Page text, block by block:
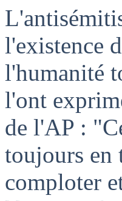
l'existence
l'humanité
l'ont
de l'AP :
toujours en
comploter